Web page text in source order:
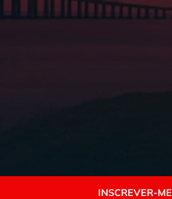
INSCREVER-ME